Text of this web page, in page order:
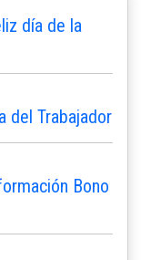
día de la
del Trabajador
Bono